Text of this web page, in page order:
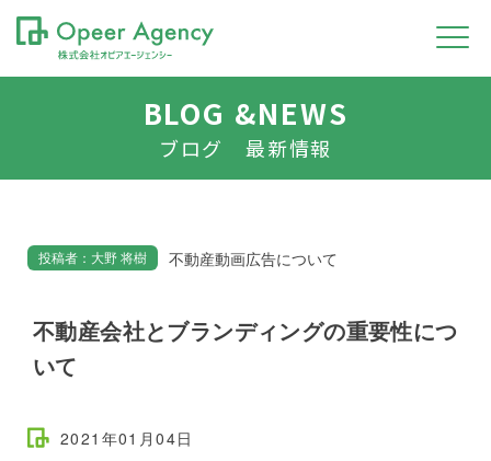
BLOG &NEWS
ブログ 最新情報
投稿者：大野 将樹 不動産動画広告について
不動産会社とブランディングの重要性につ
いて
2021年01月04日